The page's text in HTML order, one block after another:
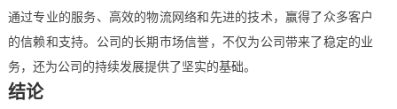
通过专业的服务、高效的物流网络和先进的技术，赢得了众多客户
的信赖和支持。公司的长期市场信誉，不仅为公司带来了稳定的业
务，还为公司的持续发展提供了坚实的基础。
结论